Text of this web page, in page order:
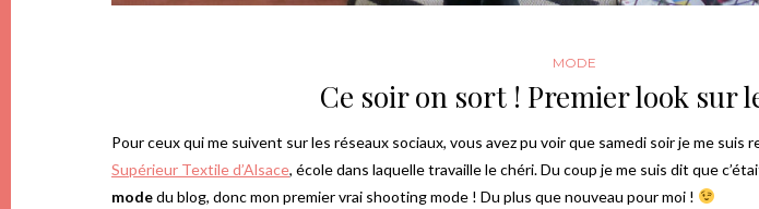
MODE
Ce soir on sort ! Premier look sur
Pour ceux qui me suivent sur les réseaux sociaux, vous avez pu voir que samedi soir je me suis
Supérieur Textiled’Alsace, école dans laquelle travaille le chéri. Du coup je me suis dit que
modedu blog, donc mon premier vrai shooting mode ! Du plus que nouveau pour moi !